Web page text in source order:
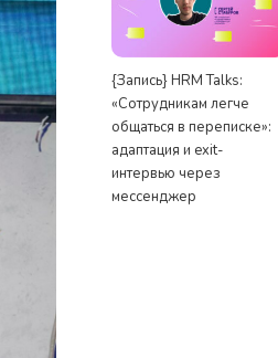
{Запись} HRM Talks:
«Сотрудникам легче
общаться в переписке»:
адаптация и exit-
интервью через
мессенджер